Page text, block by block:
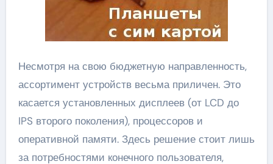
Несмотря на свою бюджетную направленность,
ассортимент устройств весьма приличен. Это
касается установленных дисплеев (от LCD до
IPS второго поколения), процессоров и
оперативной памяти. Здесь решение стоит лишь
за потребностями конечного пользователя,